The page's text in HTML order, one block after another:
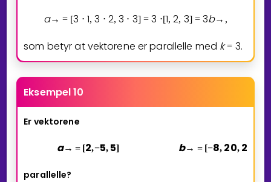
a→ = [3 ⋅ 1, 3 ⋅ 2, 3 ⋅ 3] = 3 ⋅[1, 2, 3] = 3b→ ,
som betyr at vektorene er parallelle med k = 3.
Eksempel 10
Er vektorene
a→ = [2,−5, 5] b→ = [−8, 20, 2
parallelle?